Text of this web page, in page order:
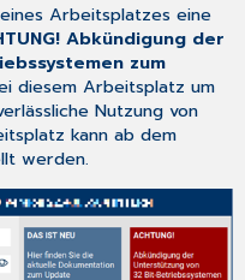
Arbeitsplatzes eine
Abkündigung der
zum
diesem Arbeitsplatz um
Nutzung von
kann ab dem
werden.